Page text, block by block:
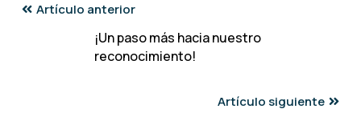
Artículo anterior
¡Un paso más hacia nuestro
reconocimiento!
Artículo siguiente